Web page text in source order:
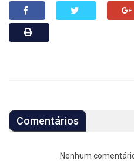
Comentários
Nenhum